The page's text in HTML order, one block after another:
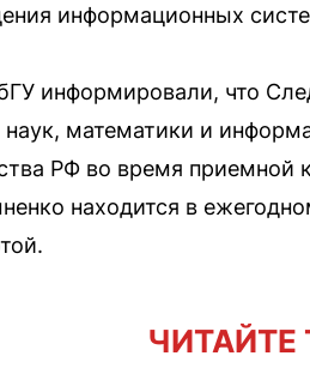
информационных
информировали, что
наук, математики и
РФ во время
находится в
ЧИТАЙТЕ